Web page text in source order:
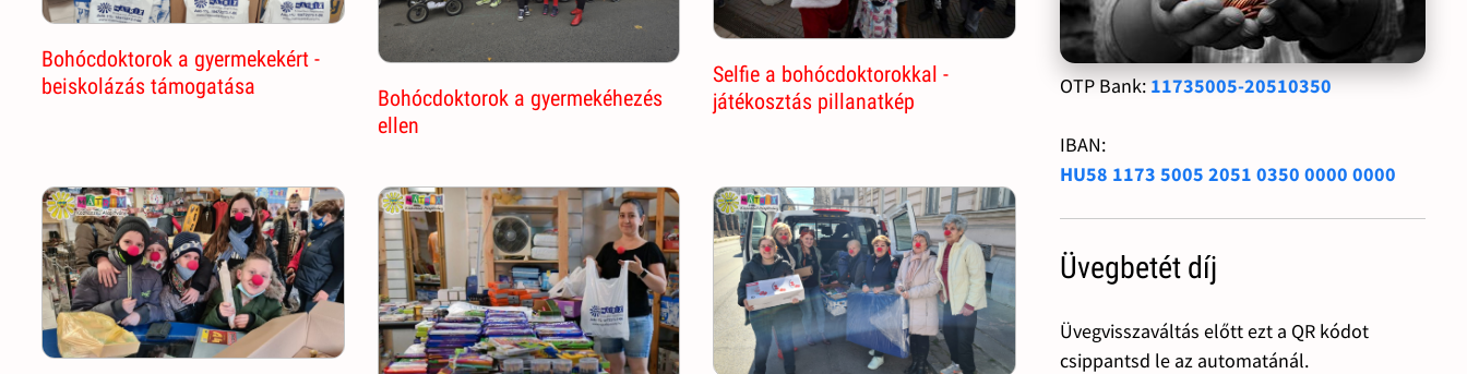
Bohócdoktorok a gyermekekért -
beiskolázás támogatása
Bohócdoktorok a gyermekéhezés
ellen
Selfie a bohócdoktorokkal -
játékosztás pillanatkép
OTP Bank: 11735005-20510350
IBAN:
HU58 1173 5005 2051 0350 0000 0000
Üvegbetét díj
Üvegvisszaváltás előtt ezt a QR kódot
csippantsd le az automatánál.